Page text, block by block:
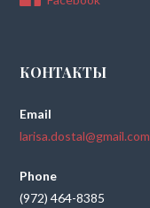
КОНТАКТЫ
Email
larisa.dostal@gmail.com
Phone
(972) 464-8385